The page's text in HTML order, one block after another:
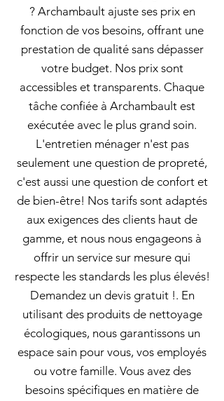
? Archambault ajuste ses prix en
fonction de vos besoins, offrant une
prestation de qualité sans dépasser
votre budget. Nos prix sont
accessibles et transparents. Chaque
tâche confiée à Archambault est
exécutée avec le plus grand soin.
L'entretien ménager n'est pas
seulement une question de propreté,
c'est aussi une question de confort et
de bien-être! Nos tarifs sont adaptés
aux exigences des clients haut de
gamme, et nous nous engageons à
offrir un service sur mesure qui
respecte les standards les plus élevés!
Demandez un devis gratuit !. En
utilisant des produits de nettoyage
écologiques, nous garantissons un
espace sain pour vous, vos employés
ou votre famille. Vous avez des
besoins spécifiques en matière de